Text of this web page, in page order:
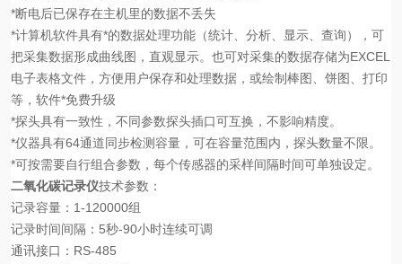
*断电后已保存在主机里的数据不丢失
*计算机软件具有*的数据处理功能（统计、分析、显示、查询），可
把采集数据形成曲线图，直观显示。也可对采集的数据存储为EXCEL
电子表格文件，方便用户保存和处理数据，或绘制棒图、饼图、打印
等，软件*免费升级
*探头具有一致性，不同参数探头插口可互换，不影响精度。
*仪器具有64通道同步检测容量，可在容量范围内，探头数量不限。
*可按需要自行组合参数，每个传感器的采样间隔时间可单独设定。
二氧化碳记录仪技术参数：
记录容量： 1-120000组
记录时间间隔： 5秒-90小时连续可调
通讯接口： RS-485